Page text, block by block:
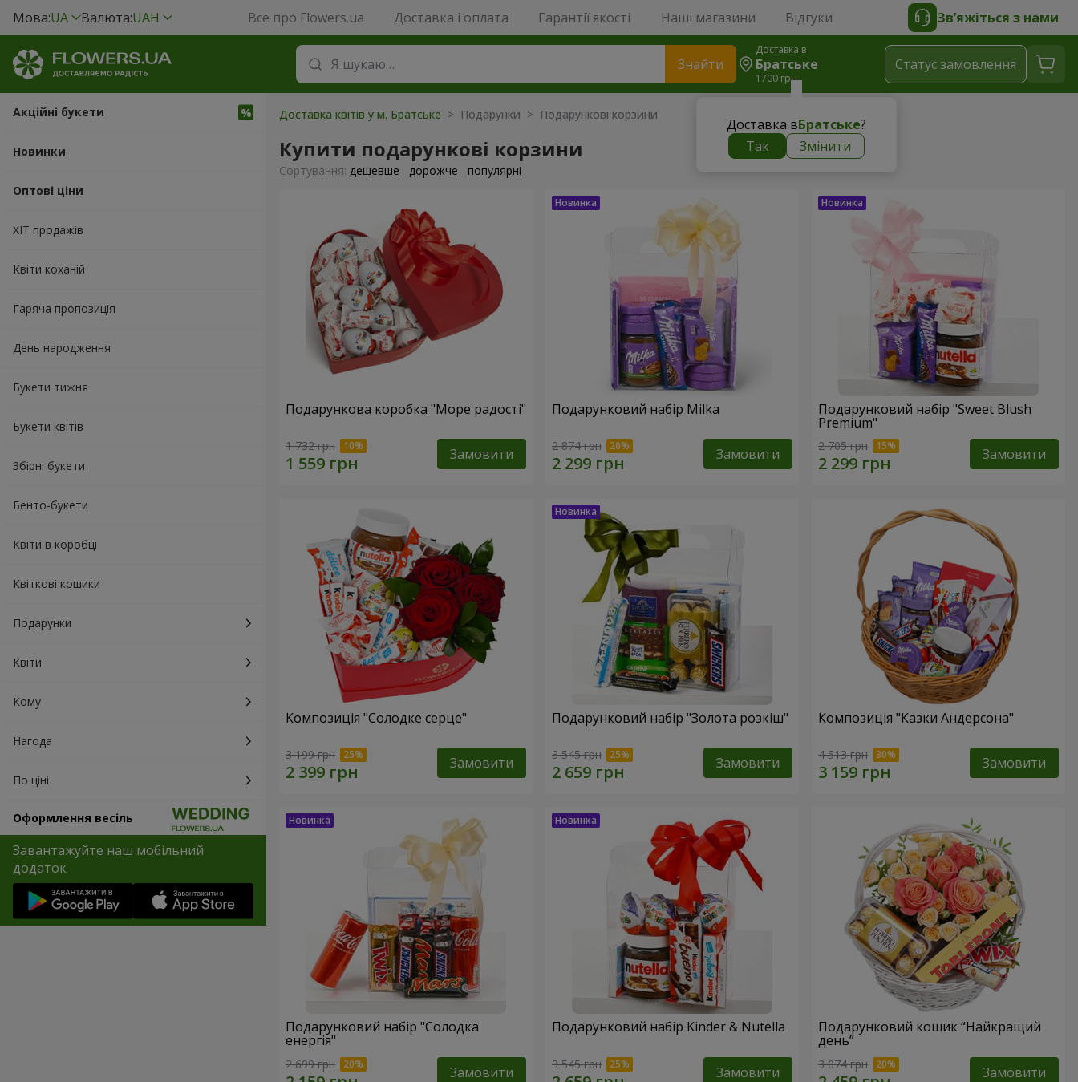
Мова:UA Валюта:UAH Все про Flowers.ua Доставка і оплата Гарантії якості Наші магазини Відгуки Зв’яжіться з нами
Знайти
Доставка в
Братське
1700 грн
Доставка вБратське?
Так
Змінити
Статус замовлення
Акційні букети
Новинки
Оптові ціни
ХІТ продажів
Квіти коханій
Гаряча пропозиція
День народження
Букети тижня
Букети квітів
Збірні букети
Бенто-букети
Квіти в коробці
Квіткові кошики
Подарунки
Квіти
Кому
Нагода
По ціні
Оформлення весіль
Завантажуйте наш мобільний
додаток
Доставка квітів у м. Братське > Подарунки > Подарункові корзини
Купити подарункові корзини
Сортування: дешевше дорожче популярні
Подарункова коробка "Море радості"
1 732 грн Замовити
Подарунковий набір Milka
2 874 грн Замовити
Подарунковий набір "Sweet Blush
Premium"
2 705 грн Замовити
Композиція "Солодке серце"
3 199 грн Замовити
Подарунковий набір "Золота розкіш"
3 545 грн Замовити
Композиція "Казки Андерсона"
4 513 грн Замовити
Подарунковий набір "Солодка
енергія"
2 699 грн Замовити
Подарунковий набір Kinder & Nutella
3 545 грн Замовити
Подарунковий кошик “Найкращий
день”
3 074 грн Замовити